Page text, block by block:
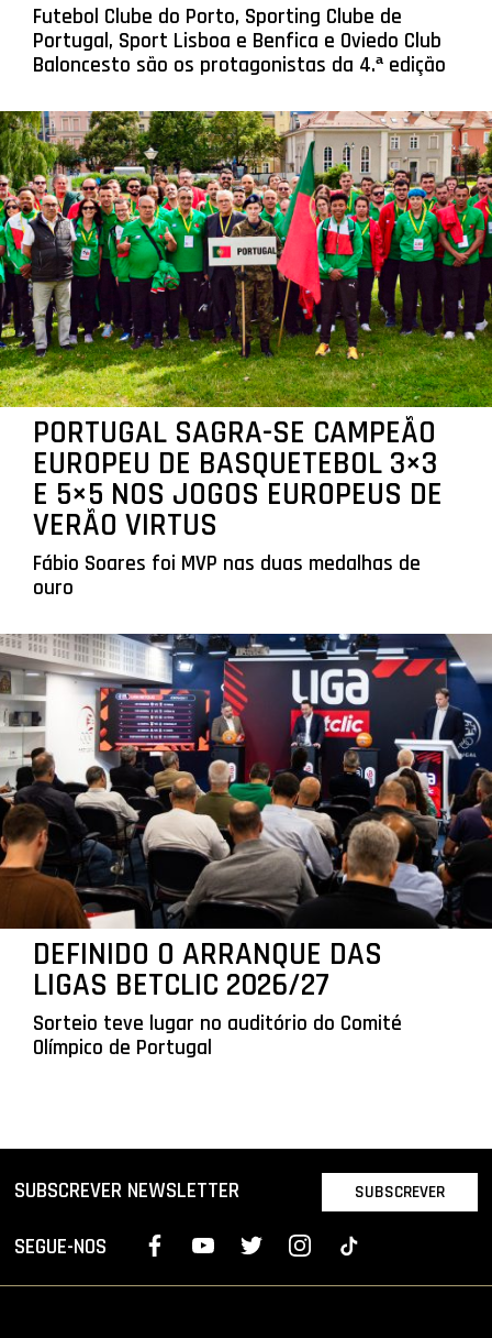
Futebol Clube do Porto, Sporting Clube de
Portugal, Sport Lisboa e Benfica e Oviedo Club
Baloncesto são os protagonistas da 4.ª edição
PORTUGAL SAGRA-SE CAMPEÃO
EUROPEU DE BASQUETEBOL 3×3
E 5×5 NOS JOGOS EUROPEUS DE
VERÃO VIRTUS
Fábio Soares foi MVP nas duas medalhas de
ouro
DEFINIDO O ARRANQUE DAS
LIGAS BETCLIC 2026/27
Sorteio teve lugar no auditório do Comité
Olímpico de Portugal
SUBSCREVER NEWSLETTER SUBSCREVER
SEGUE-NOS